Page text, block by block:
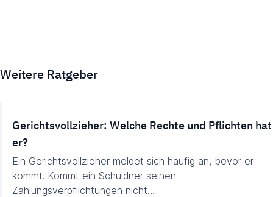
Weitere Ratgeber
Gerichtsvollzieher: Welche Rechte und Pflichten hat
er?
Ein Gerichtsvollzieher meldet sich häufig an, bevor er
kommt. Kommt ein Schuldner seinen
Zahlungsverpflichtungen nicht…